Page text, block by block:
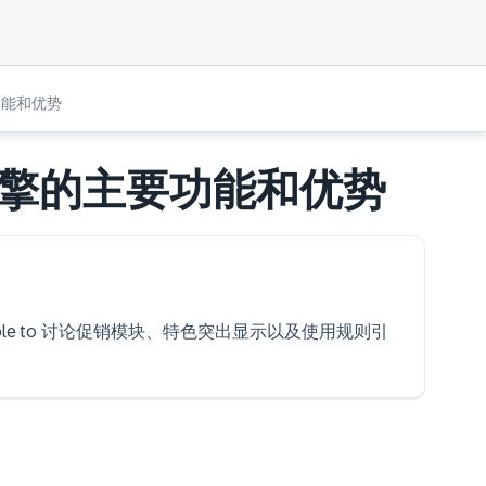
和优势
的主要功能和优势
to 讨论促销模块、特色突出显示以及使用规则引